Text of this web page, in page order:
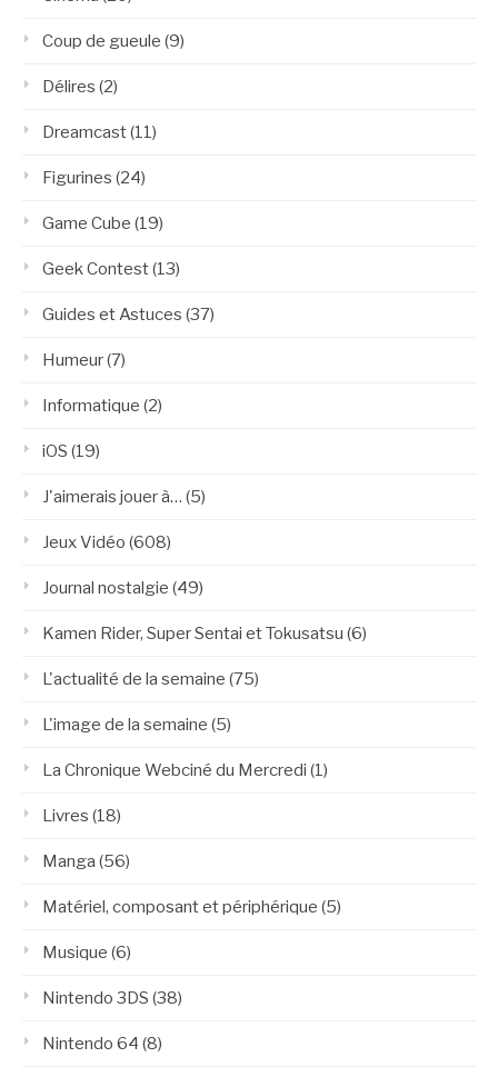
Coup de gueule (9)
Délires (2)
Dreamcast(11)
Figurines (24)
Game Cube (19)
Geek Contest(13)
Guides et Astuces (37)
Humeur(7)
Informatique (2)
iOS (19)
J'aimerais jouer à… (5)
Jeux Vidéo (608)
Journal nostalgie (49)
Kamen Rider, Super Sentai et Tokusatsu (6)
L'actualité de la semaine (75)
L'image de la semaine (5)
La Chronique Webciné du Mercredi (1)
Livres (18)
Manga (56)
Matériel, composant et périphérique (5)
Musique (6)
Nintendo 3DS (38)
Nintendo 64 (8)